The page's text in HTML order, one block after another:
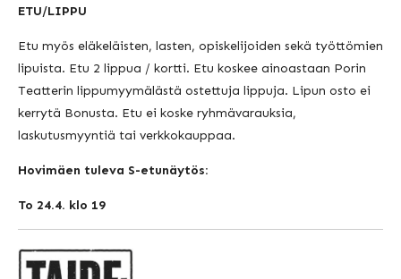
ETU/LIPPU
Etu myös eläkeläisten, lasten, opiskelijoiden sekä työttömien
lipuista. Etu 2 lippua / kortti. Etu koskee ainoastaan Porin
Teatterin lippumyymälästä ostettuja lippuja. Lipun osto ei
kerrytä Bonusta. Etu ei koske ryhmävarauksia,
laskutusmyyntiä tai verkkokauppaa.
Hovimäen tuleva S-etunäytös:
To 24.4. klo 19